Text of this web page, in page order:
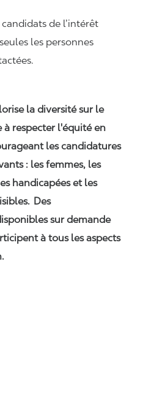
de l’intérêt
les personnes
la diversité sur le
à respecter l'équité en
les candidatures
: les femmes, les
handicapées et les
Des
sur demande
à tous les aspects